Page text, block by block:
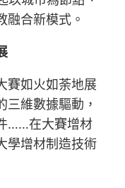
融合新模式。
賽如火如荼地展
三維數據驅動，
……在大賽增材
學增材制造技術